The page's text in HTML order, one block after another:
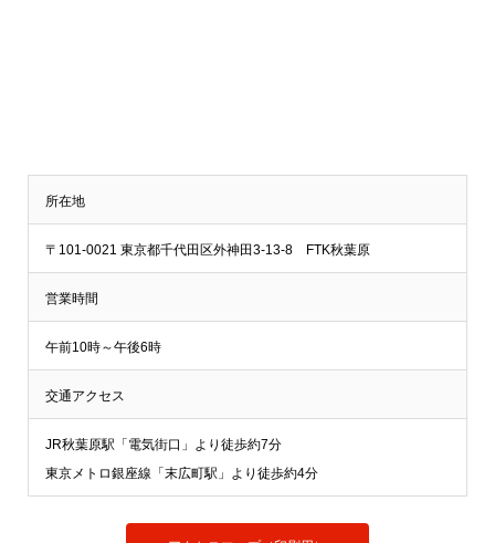
所在地
〒101-0021 東京都千代田区外神田3-13-8 FTK秋葉原
営業時間
午前10時～午後6時
交通アクセス
JR秋葉原駅「電気街口」より徒歩約7分
東京メトロ銀座線「末広町駅」より徒歩約4分